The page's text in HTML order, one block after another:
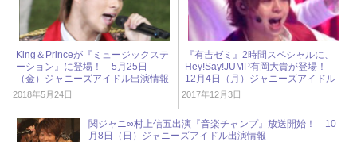
King＆Princeが『ミュージックステ
ーション』に登場！ 5月25日
（金）ジャニーズアイドル出演情報
2018年5月24日
『有吉ゼミ』2時間スペシャルに、
Hey!Say!JUMP有岡大貴が登場！
12月4日（月）ジャニーズアイドル
出演情報
2017年12月3日
関ジャニ∞村上信五出演『音楽チャンプ』放送開始！ 10
月8日（日）ジャニーズアイドル出演情報